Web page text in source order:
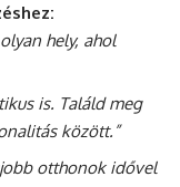
hely, ahol
is. Találd meg
között.”
otthonok idővel